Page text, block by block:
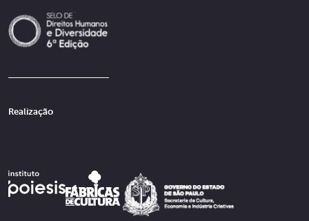
Realização